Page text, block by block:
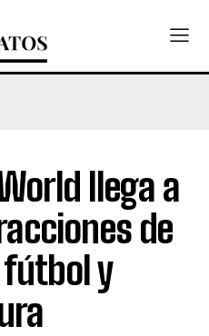
llega a
de
y